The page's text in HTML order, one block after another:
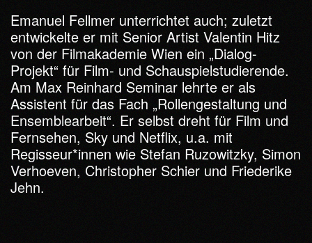
Emanuel Fellmer unterrichtet auch; zuletzt
entwickelte er mit Senior Artist Valentin Hitz
von der Filmakademie Wien ein „Dialog-
Projekt“ für Film- und Schauspielstudierende.
Am Max Reinhard Seminar lehrte er als
Assistent für das Fach „Rollengestaltung und
Ensemblearbeit“. Er selbst dreht für Film und
Fernsehen, Sky und Netflix, u.a. mit
Regisseur*innen wie Stefan Ruzowitzky, Simon
Verhoeven, Christopher Schier und Friederike
Jehn.